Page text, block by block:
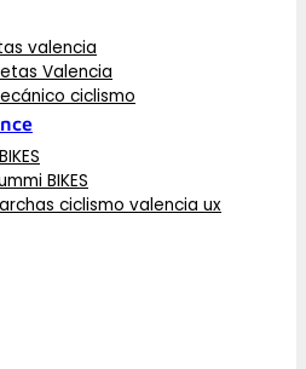
valencia
Valencia
ciclismo
BIKES
ciclismo valencia ux